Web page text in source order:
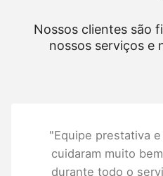
Nossos clientes são
nossos serviços e
"Equipe prestativa
cuidaram muito
durante todo o